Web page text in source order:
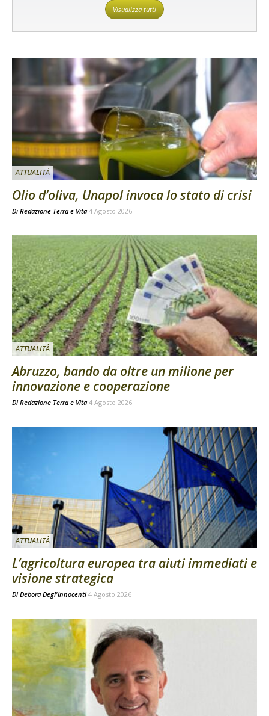
Visualizza tutti
ATTUALITÀ
Olio d’oliva, Unapol invoca lo stato di crisi
Di Redazione Terra e Vita 4 Agosto 2026
ATTUALITÀ
Abruzzo, bando da oltre un milione per
innovazione e cooperazione
Di Redazione Terra e Vita 4 Agosto 2026
ATTUALITÀ
L’agricoltura europea tra aiuti immediati e
visione strategica
Di Debora Degl'Innocenti 4 Agosto 2026